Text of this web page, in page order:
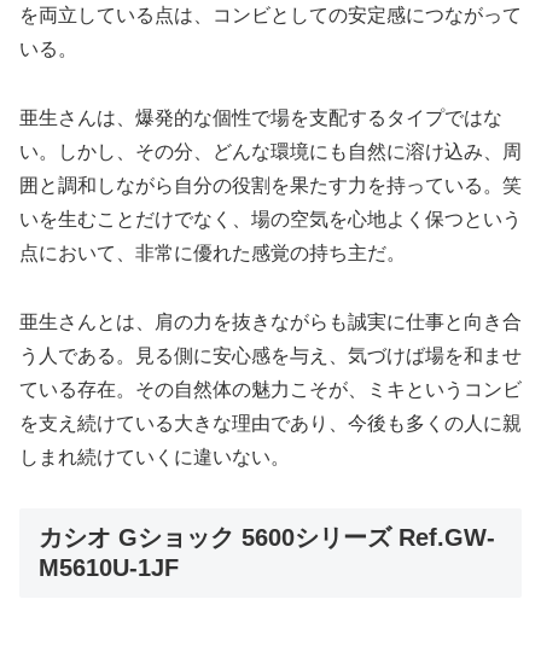
を両立している点は、コンビとしての安定感につながって
いる。
亜生さんは、爆発的な個性で場を支配するタイプではな
い。しかし、その分、どんな環境にも自然に溶け込み、周
囲と調和しながら自分の役割を果たす力を持っている。笑
いを生むことだけでなく、場の空気を心地よく保つという
点において、非常に優れた感覚の持ち主だ。
亜生さんとは、肩の力を抜きながらも誠実に仕事と向き合
う人である。見る側に安心感を与え、気づけば場を和ませ
ている存在。その自然体の魅力こそが、ミキというコンビ
を支え続けている大きな理由であり、今後も多くの人に親
しまれ続けていくに違いない。
カシオ Gショック 5600シリーズ Ref.GW-
M5610U-1JF